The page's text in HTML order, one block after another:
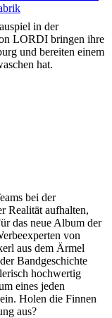
in der
LORDI bringen ihre
und bereiten einem
hat.
bei der
Realität aufhalten,
das neue Album der
von
aus dem Ärmel
Bandgeschichte
hochwertig
eines jeden
Holen die Finnen
aus?